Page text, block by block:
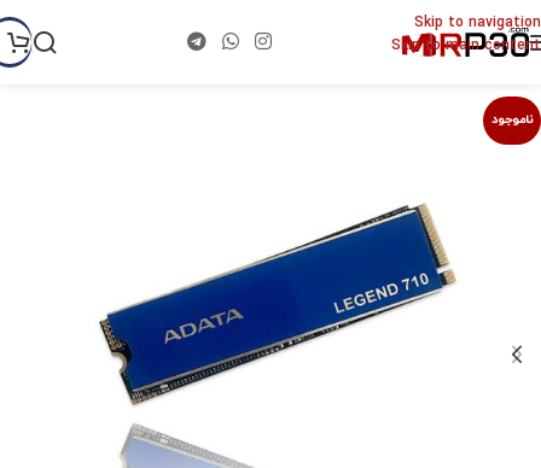
Skip to navigation
Skip to main content
ناموجود